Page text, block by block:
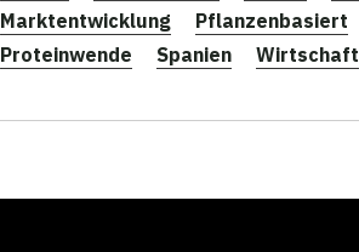
Marktentwicklung
Pflanzenbasiert
Proteinwende
Spanien Wirtschaft